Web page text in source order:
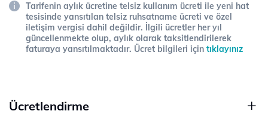
Tarifenin aylık ücretine telsiz kullanım ücreti ile yeni hat
tesisinde yansıtılan telsiz ruhsatname ücreti ve özel
iletişim vergisi dahil değildir. İlgili ücretler her yıl
güncellenmekte olup, aylık olarak taksitlendirilerek
faturaya yansıtılmaktadır. Ücret bilgileri için tıklayınız
Ücretlendirme